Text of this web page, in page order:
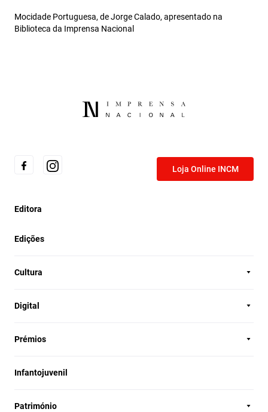
Mocidade Portuguesa, de Jorge Calado, apresentado na
Biblioteca da Imprensa Nacional
Loja Online INCM
Editora
Edições
Cultura
Digital
Prémios
Infantojuvenil
Património